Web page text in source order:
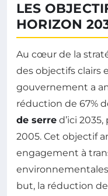
LES
HORIZON
Au cœur de la
des objectifs clairs
gouvernement a
réduction de 67%
de serre d’ici
2005. Cet objectif
engagement à
but, la réduction